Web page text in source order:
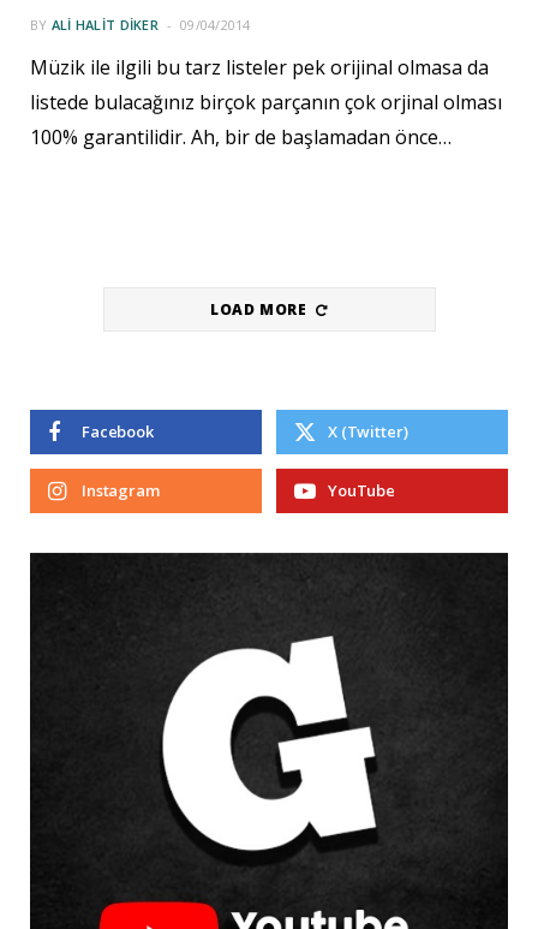
BY ALI HALIT DIKER 09/04/2014
Müzik ile ilgili bu tarz listeler pek orijinal olmasa da
listede bulacağınız birçok parçanın çok orjinal olması
100% garantilidir. Ah, bir de başlamadan önce…
LOAD MORE
Facebook X (Twitter)
Instagram YouTube